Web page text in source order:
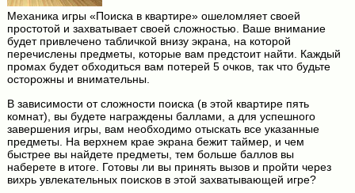
Механика игры «Поиска в квартире» ошеломляет своей
простотой и захватывает своей сложностью. Ваше внимание
будет привлечено табличкой внизу экрана, на которой
перечислены предметы, которые вам предстоит найти. Каждый
промах будет обходиться вам потерей 5 очков, так что будьте
осторожны и внимательны.
В зависимости от сложности поиска (в этой квартире пять
комнат), вы будете награждены баллами, а для успешного
завершения игры, вам необходимо отыскать все указанные
предметы. На верхнем крае экрана бежит таймер, и чем
быстрее вы найдете предметы, тем больше баллов вы
наберете в итоге. Готовы ли вы принять вызов и пройти через
вихрь увлекательных поисков в этой захватывающей игре?